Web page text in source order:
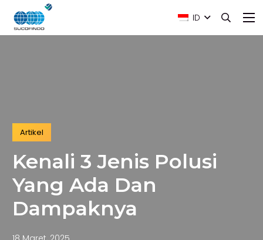
ID
Artikel
Kenali 3 Jenis Polusi
Yang Ada Dan
Dampaknya